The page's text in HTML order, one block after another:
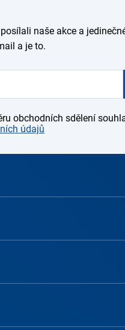
naše akce a
a je to.
obchodních sdělení
údajů